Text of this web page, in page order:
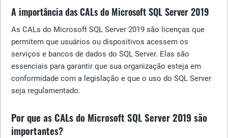
A importância das CALs do Microsoft SQL Server 2019
As CALs do Microsoft SQL Server 2019 são licenças que
permitem que usuários ou dispositivos acessem os
serviços e bancos de dados do SQL Server. Elas são
essenciais para garantir que sua organização esteja em
conformidade com a legislação e que o uso do SQL Server
seja regulamentado.
Por que as CALs do Microsoft SQL Server 2019 são
importantes?